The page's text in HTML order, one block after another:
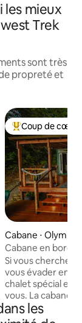
les mieux
Trek
sont très
propreté et
sur la
Coups de cœur
Coup de cœur
Cabane ⋅ Olympia
Cabane en bord
Pamlico
Si vous cherchez
vous évader en «
chalet spécial est
vous. La cabane
confortable.
l'eau avec
les